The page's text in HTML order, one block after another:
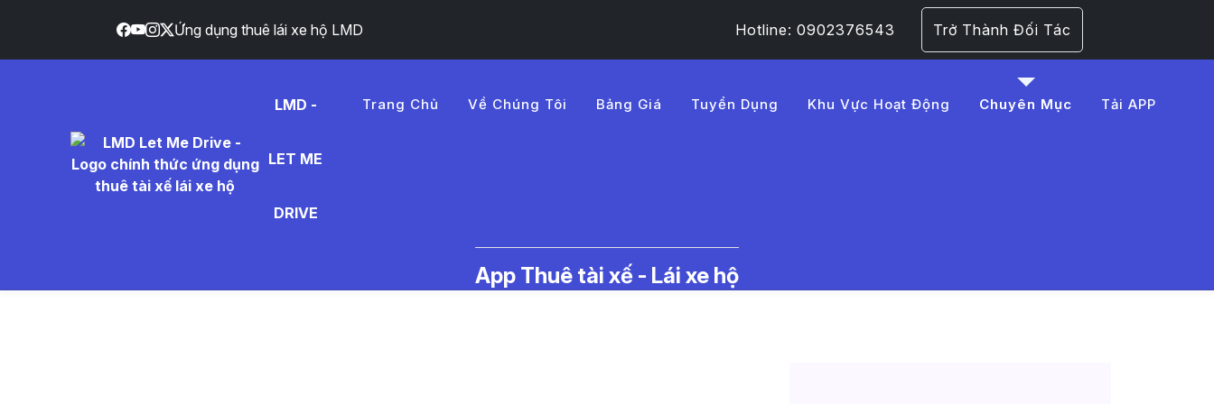
Ứng dụng thuê lái xe hộ LMD Hotline: 0902376543 Trở Thành Đối Tác
LMD -
LET ME
DRIVE
Trang Chủ Về Chúng Tôi Bảng Giá Tuyển Dụng Khu Vực Hoạt Động Chuyên Mục Tải APP
App Thuê tài xế - Lái xe hộ
- Tin Tức Thuê Tài Xế Lái Xe Hộ | LMD - Trang 1​